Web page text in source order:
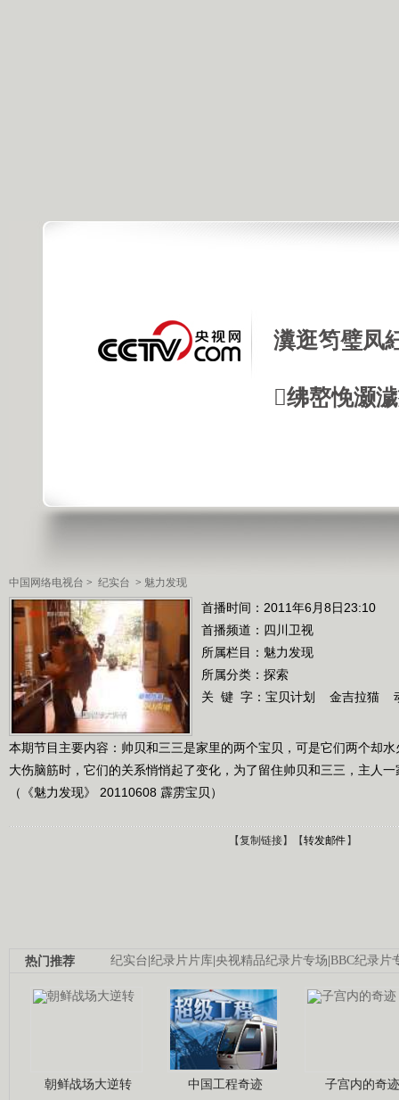
瀵逛笉璧凤
绋嶅悗灏
中国网络电视台 > 纪实台 > 魅力发现
首播时间：2011年6月8日23:10
首播频道： 四川卫视
所属栏目： 魅力发现
所属分类：探索
关 键 字： 宝贝计划 金吉拉猫
本期节目主要内容：帅贝和三三是家里的两个宝贝，可是它们两个却
大伤脑筋时，它们的关系悄悄起了变化，为了留住帅贝和三三，主人
（《魅力发现》 20110608 霹雳宝贝）
【复制链接】【转发邮件】
纪实台|纪录片片库|央视精品纪录片专场|BBC纪录片
热门推荐
朝鲜战场大逆转 中国工程奇迹 子宫内的奇迹